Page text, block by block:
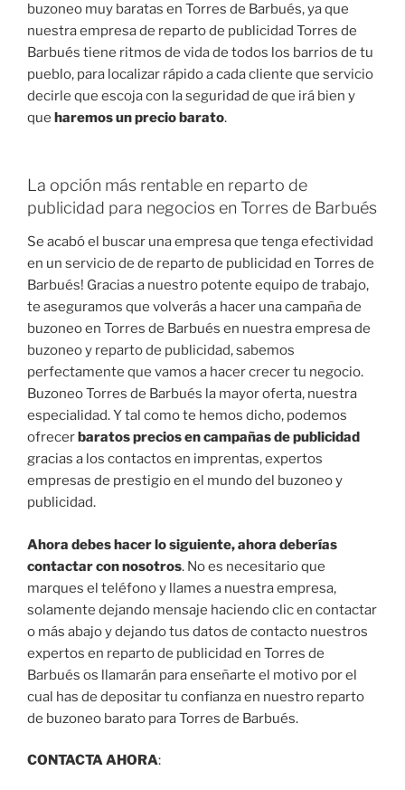
buzoneo muy baratas en Torres de Barbués, ya que
nuestra empresa de reparto de publicidad Torres de
Barbués tiene ritmos de vida de todos los barrios de tu
pueblo, para localizar rápido a cada cliente que servicio
decirle que escoja con la seguridad de que irá bien y
que haremos un precio barato.
La opción más rentable en reparto de
publicidad para negocios en Torres de Barbués
Se acabó el buscar una empresa que tenga efectividad
en un servicio de de reparto de publicidad en Torres de
Barbués! Gracias a nuestro potente equipo de trabajo,
te aseguramos que volverás a hacer una campaña de
buzoneo en Torres de Barbués en nuestra empresa de
buzoneo y reparto de publicidad, sabemos
perfectamente que vamos a hacer crecer tu negocio.
Buzoneo Torres de Barbués la mayor oferta, nuestra
especialidad. Y tal como te hemos dicho, podemos
ofrecerbaratos precios en campañas de publicidad
gracias a los contactos en imprentas, expertos
empresas de prestigio en el mundo del buzoneo y
publicidad.
Ahora debes hacer lo siguiente, ahora deberías
contactar con nosotros. No es necesitario que
marques el teléfono y llames a nuestra empresa,
solamente dejando mensaje haciendo clic en contactar
o más abajo y dejando tus datos de contacto nuestros
expertos en reparto de publicidad en Torres de
Barbués os llamarán para enseñarte el motivo por el
cual has de depositar tu confianza en nuestro reparto
de buzoneo barato para Torres de Barbués.
CONTACTA AHORA: